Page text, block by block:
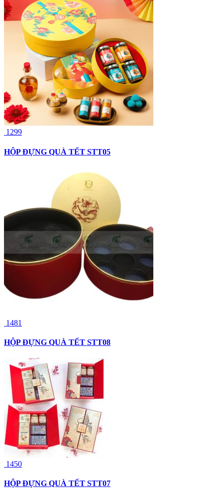
1299
HỘP ĐỰNG QUÀ TẾT STT05
1481
HỘP ĐỰNG QUÀ TẾT STT08
1450
HỘP ĐỰNG QUÀ TẾT STT07